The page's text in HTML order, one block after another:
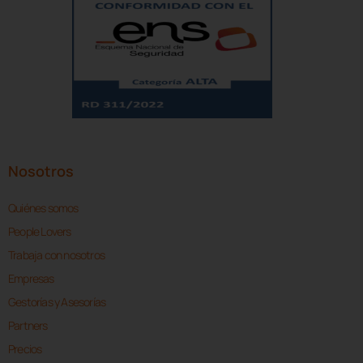
Nosotros
Quiénes somos
People Lovers
Trabaja con nosotros
Empresas
Gestorías y Asesorías
Partners
Precios